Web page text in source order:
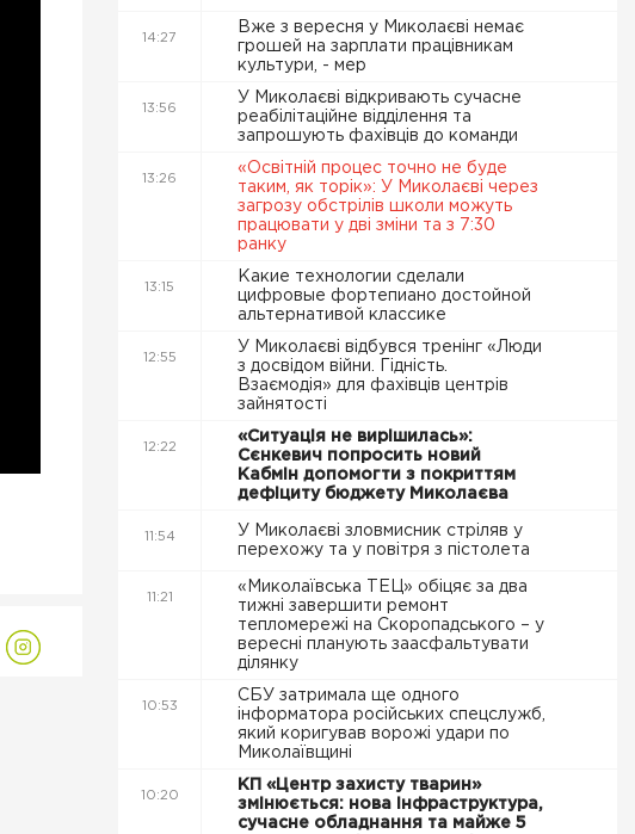
14:27
Вже з вересня у Миколаєві немає
грошей на зарплати працівникам
культури, - мер
13:56
У Миколаєві відкривають сучасне
реабілітаційне відділення та
запрошують фахівців до команди
13:26
«Освітній процес точно не буде
таким, як торік»: У Миколаєві через
загрозу обстрілів школи можуть
працювати у дві зміни та з 7:30
ранку
13:15
Какие технологии сделали
цифровые фортепиано достойной
альтернативой классике
12:55
У Миколаєві відбувся тренінг «Люди
з досвідом війни. Гідність.
Взаємодія» для фахівців центрів
зайнятості
12:22
«Ситуація не вирішилась»:
Сєнкевич попросить новий
Кабмін допомогти з покриттям
дефіциту бюджету Миколаєва
11:54
У Миколаєві зловмисник стріляв у
перехожу та у повітря з пістолета
11:21
«Миколаївська ТЕЦ» обіцяє за два
тижні завершити ремонт
тепломережі на Скоропадського – у
вересні планують заасфальтувати
ділянку
10:53
СБУ затримала ще одного
інформатора російських спецслужб,
який коригував ворожі удари по
Миколаївщині
10:20
КП «Центр захисту тварин»
змінюється: нова інфраструктура,
сучасне обладнання та майже 5